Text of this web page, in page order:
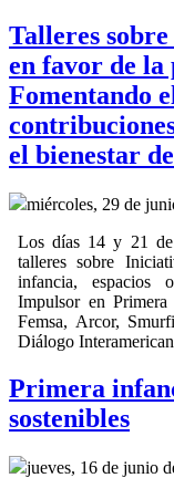
Talleres
en favor de
Fomentando
el bienestar
miércoles, 29 de
Los días 14 y 21
talleres sobre
infancia, espacios
Impulsor en
Femsa, Arcor,
Diálogo
Primera
sostenibles
jueves, 16 de junio